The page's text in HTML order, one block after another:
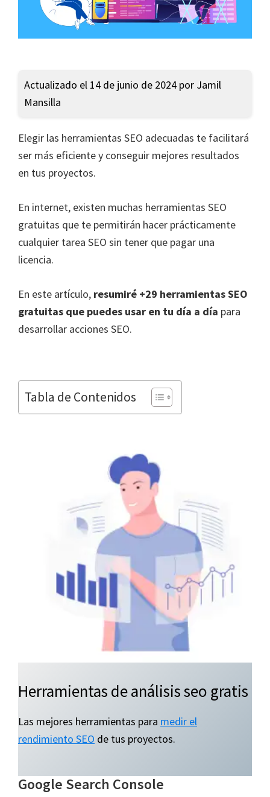
Actualizado el 14 de junio de 2024 por Jamil
Mansilla
Elegir las herramientas SEO adecuadas te facilitará
ser más eficiente y conseguir mejores resultados
en tus proyectos.
En internet, existen muchas herramientas SEO
gratuitas que te permitirán hacer prácticamente
cualquier tarea SEO sin tener que pagar una
licencia.
En este artículo, resumiré +29 herramientas SEO
gratuitas que puedes usar en tu día a día para
desarrollar acciones SEO.
Tabla de Contenidos
Herramientas de análisis seo gratis
Las mejores herramientas para medir el
rendimiento SEO de tus proyectos.
Google Search Console